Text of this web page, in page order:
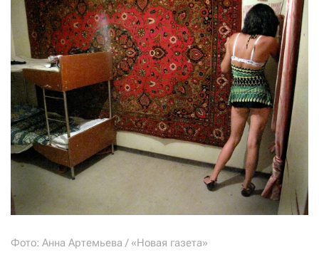
Фото: Анна Артемьева / «Новая газета»